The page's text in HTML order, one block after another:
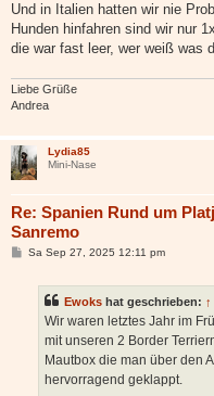
Und in Italien hatten wir nie
Hunden hinfahren sind wir nur
die war fast leer, wer weiß was
Liebe Grüße
Andrea
Lydia85
Mini-Nase
Re: Spanien Rund um
Sanremo
BSa Sep 27, 2025 12:11 pm
Ewoks hat geschrieben: ↑
Wir waren letztes Jahr im
mit unseren 2 Border
Mautbox die man über den
hervorragend geklappt.